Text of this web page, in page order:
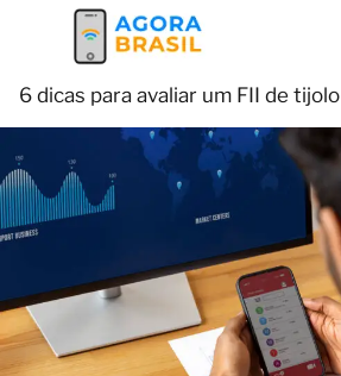
6 dicas para avaliar um FII de tijolo